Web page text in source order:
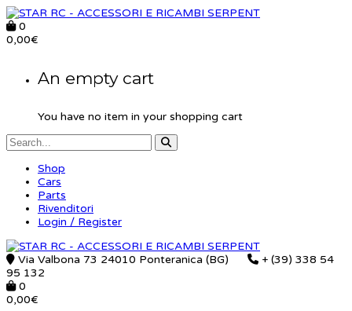
0
0,00€
An empty cart
You have no item in your shopping cart
Shop
Cars
Parts
Rivenditori
Login / Register
Via Valbona 73 24010 Ponteranica (BG)
+ (39) 338 54
95 132
0
0,00€